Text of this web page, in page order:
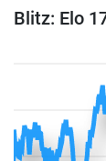
Blitz: Elo